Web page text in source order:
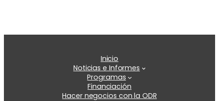
Inicio
Noticias e Informes
Programas
Financiación
Hacer negocios con la ODR